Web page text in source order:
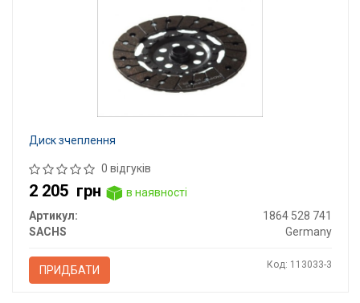
Диск зчеплення
0 відгуків
2 205 грн
в наявності
Артикул:
1864 528 741
SACHS
Germany
ПРИДБАТИ Код: 113033-3